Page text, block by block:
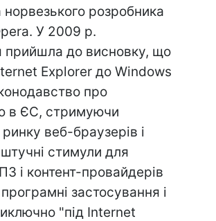
розробника
У 2009 р.
прийшла до висновку, що
Explorer до Windows
про
в ЄС, стримуючи
ринку веб-браузерів і
стимули для
і контент-провайдерів
застосування і
"під Internet